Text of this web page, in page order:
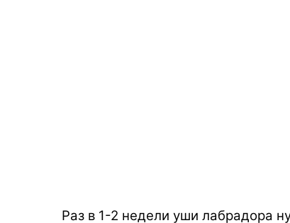
Раз в 1-2 недели уши лабрадора